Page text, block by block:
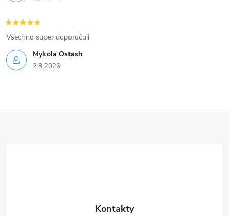
Mykola Ostash
2.8.2026
Všechno super doporučuji